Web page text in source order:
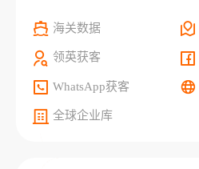
海关数据
领英获客
WhatsApp获客
全球企业库